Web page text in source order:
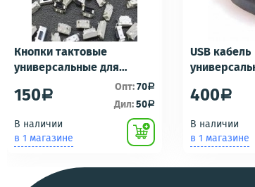
Кнопки тактовые
универсальные для
сигнализаций (кнопки,
ключи) Scher-Khan,
Tomahawk, Pandora, KGB,
Pantera, Alligator и другие
150a Опт:70a
Дил:50a
В наличии
в 1 магазине
USB кабель
UC-E16
NIKON/SONY
PIX/
400a
В наличии
в 1 магазине